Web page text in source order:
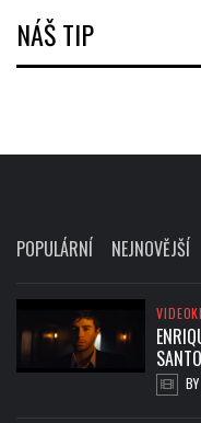
NÁŠ TIP
POPULÁRNÍ NEJNOVĚJŠÍ
BY